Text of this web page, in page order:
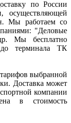
по России
осуществляющей
Мы работаем со
"Деловые
Мы бесплатно
до терминала ТК
выбранной
Доставка может
компании
в стоимость